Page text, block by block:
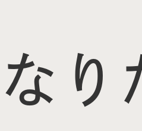
なり